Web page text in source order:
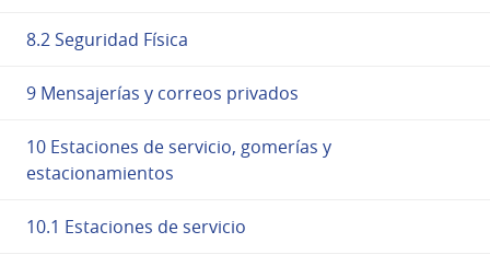
8.2 Seguridad Física
9 Mensajerías y correos privados
10 Estaciones de servicio, gomerías y
estacionamientos
10.1 Estaciones de servicio